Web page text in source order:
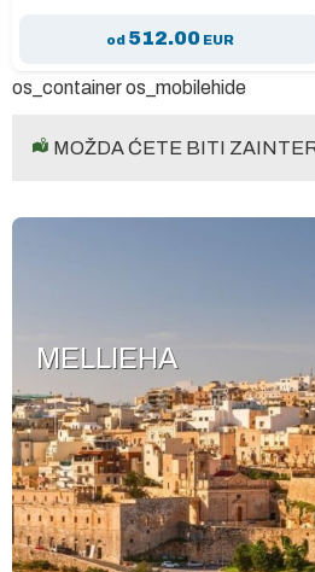
od 512.00EUR
os_container os_mobilehide
MOŽDA ĆETE BITI
MELLIEHA